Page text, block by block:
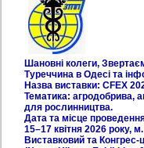
Шановні колеги,
Туреччина в Одесі та
Назва виставки: CFEX
Тематика: агродобрива,
для рослинництва.
Дата та місце
15–17 квітня 2026 року,
Виставковий та